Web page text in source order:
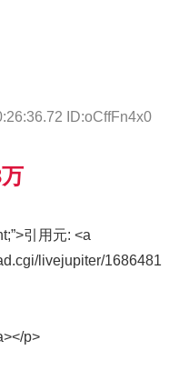
ID:oCffFn4x0
引用元: <a
livejupiter/1686481
p>